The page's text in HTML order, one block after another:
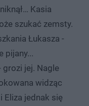
Kasia
szukać zemsty.
Łukasza -
pijany...
grozi jej. Nagle
widząc
Eliza jednak się